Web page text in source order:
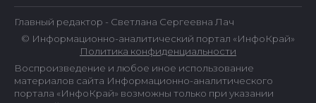
Главный редактор - Светлана Сергеевна Лач
© Информационно-аналитический портал «ИнфоКрай»
Политика конфиденциальности
Воспроизведение и любое иное использование
материалов сайта Информационно-аналитического
портала «ИнфоКрай» возможны только при указании